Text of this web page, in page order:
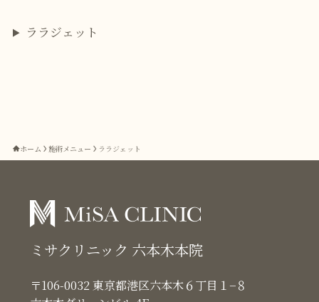
ララジェット
ホーム 施術メニュー ララジェット
ミサクリニック 六本木本院
〒106-0032 東京都港区六本木６丁目１−８